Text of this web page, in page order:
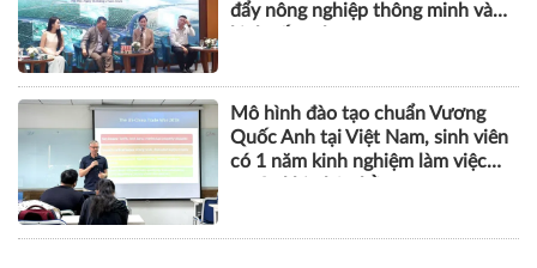
đẩy nông nghiệp thông minh và
Mô hình đào tạo chuẩn Vương
Quốc Anh tại Việt Nam, sinh viên
có 1 năm kinh nghiệm làm việc